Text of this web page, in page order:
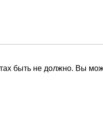
быть не должно. Вы